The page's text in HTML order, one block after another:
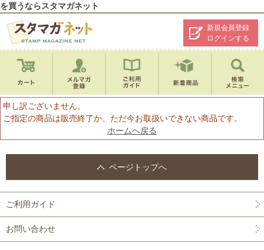
を買うならスタマガネット
新規会員登録
ログインする
申し訳ございません。
ご指定の商品は販売終了か、ただ今お取扱いできない商品です。
ホームへ戻る
ページトップへ
ご利用ガイド
お問い合わせ